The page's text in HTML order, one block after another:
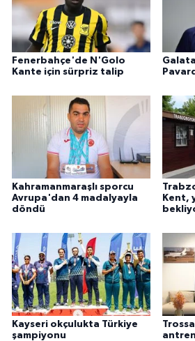
Fenerbahçe'de N'Golo
Kante için sürpriz talip
Kahramanmaraşlı sporcu
Avrupa'dan 4 madalyayla
döndü
Kent,
Kayseri okçulukta Türkiye
şampiyonu